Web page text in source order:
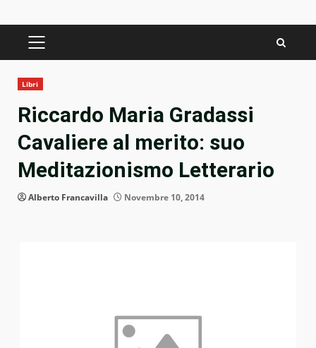
PRIMARY
Libri
Riccardo Maria Gradassi
Cavaliere al merito: suo
Meditazionismo Letterario
Alberto Francavilla Novembre 10, 2014